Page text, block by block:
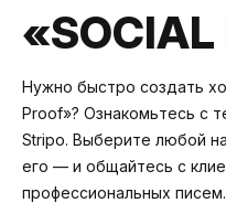
«SOCIAL
Нужно быстро создать
Proof»? Ознакомьтесь с
Stripo. Выберите любой
его — и общайтесь с
профессиональных писем.